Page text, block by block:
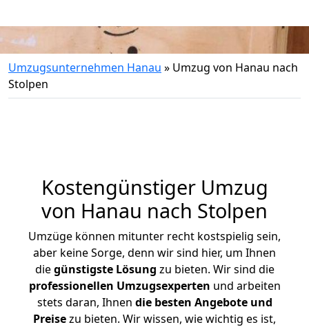
Umzugsunternehmen Hanau » Umzug von Hanau nach
Stolpen
Kostengünstiger Umzug
von Hanau nach Stolpen
Umzüge können mitunter recht kostspielig sein,
aber keine Sorge, denn wir sind hier, um Ihnen
diegünstigste Lösung zu bieten. Wir sind die
professionellen Umzugsexperten und arbeiten
stets daran, Ihnen die besten Angebote und
Preisezu bieten. Wir wissen, wie wichtig es ist,